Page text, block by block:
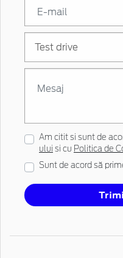
Am citit si sunt de
ului si cu Politica de
Sunt de acord să